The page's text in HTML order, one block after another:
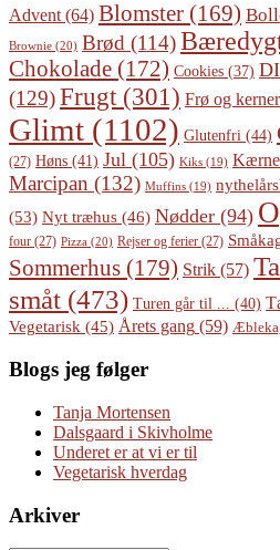
Advent (64) Blomster (169)
Brownie (20) Brød (114)
Chokolade (172) Cookies (37)
(129)Frugt(301) Frø og kerner
Glimt (1102) Glutenfri (44)
(27) Høns (41) Jul (105) Kiks (19)
Marcipan (132) Muffins (19)
(53) Nyt træhus (46) Nødder (94)
four (27) Pizza (20) Rejser og ferier (27)
Sommerhus (179) Strik (57)
småt (473) Turen går til ... (40)
Vegetarisk (45) Årets gang (59)
Blogs jeg følger
Tanja Mortensen
Dalsgaard i Skivholme
Underet er at vi er til
Vegetarisk hverdag
Arkiver